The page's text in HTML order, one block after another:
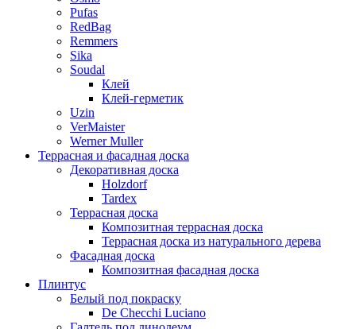
Pufas
RedBag
Remmers
Sika
Soudal
Клей
Клей-герметик
Uzin
VerMaister
Werner Muller
Террасная и фасадная доска
Декоративная доска
Holzdorf
Tardex
Террасная доска
Композитная террасная доска
Террасная доска из натурального дерева
Фасадная доска
Композитная фасадная доска
Плинтус
Белый под покраску
De Checchi Luciano